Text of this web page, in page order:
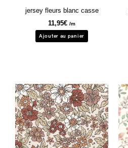
jersey fleurs blanc casse
11,95€ /m
Ajouter au panier